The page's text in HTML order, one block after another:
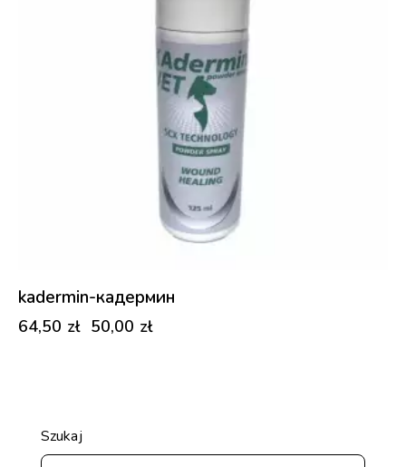
kadermin-кадермин
64,50 zł 50,00 zł
Szukaj